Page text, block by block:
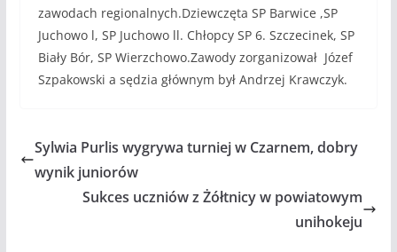
zawodach regionalnych.Dziewczęta SP Barwice ,SP
Juchowo l, SP Juchowo ll. Chłopcy SP 6. Szczecinek, SP
Biały Bór, SP Wierzchowo.Zawody zorganizował Józef
Szpakowski a sędzia głównym był Andrzej Krawczyk.
Sylwia Purlis wygrywa turniej w Czarnem, dobry
wynik juniorów
Sukces uczniów z Żółtnicy w powiatowym
unihokeju